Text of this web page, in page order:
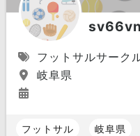
フットサルサーク
岐阜県
フットサル 岐阜県